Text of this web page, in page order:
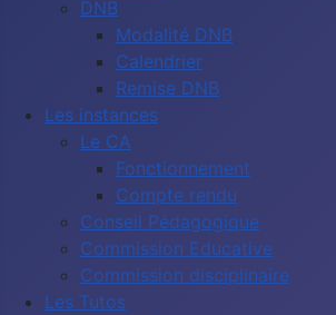
DNB
Modalité DNB
Calendrier
Remise DNB
Les instances
Le CA
Fonctionnement
Compte rendu
Conseil Pédagogique
Commission Educative
Commission disciplinaire
Les Tutos